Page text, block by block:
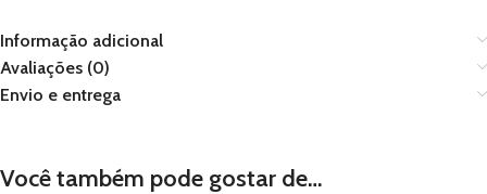
Informação adicional
Avaliações (0)
Envio e entrega
Você também pode gostar de…